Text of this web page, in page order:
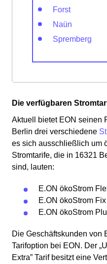
Forst
Naün
Spremberg
Die verfügbaren
Aktuell bietet EON seinen
Berlin drei verschiedene
es sich ausschließlich um
Stromtarife, die in 16321
sind, lauten:
E.ON ökoStrom
E.ON ökoStrom
E.ON ökoStrom
Die Geschäftskunden von
Tarifoption bei EON. Der
Extra” Tarif besitzt eine